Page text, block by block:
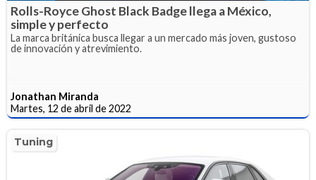
Rolls-Royce Ghost Black Badge llega a México,
simple y perfecto
La marca británica busca llegar a un mercado más joven, gustoso
de innovación y atrevimiento.
Jonathan Miranda
Martes, 12 de abril de 2022
Tuning